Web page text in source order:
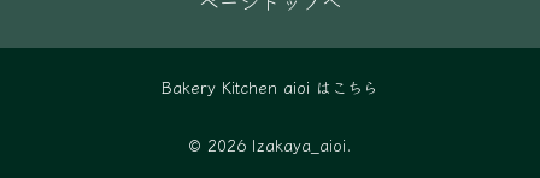
Bakery Kitchen aioi はこちら
© 2026 Izakaya_aioi.